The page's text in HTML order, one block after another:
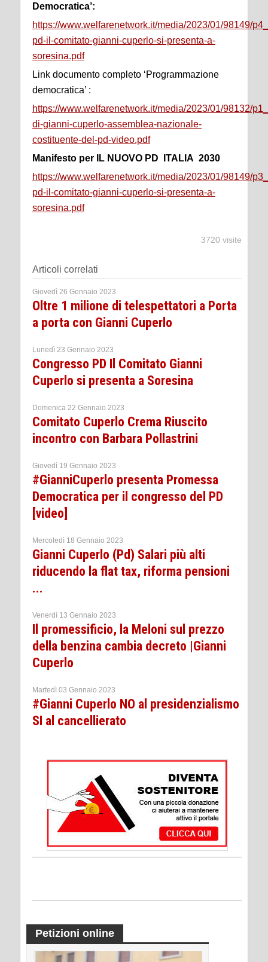
Democratica’:
https://www.welfarenetwork.it/media/2023/01/98149/
pd-il-comitato-gianni-cuperlo-si-presenta-a-
soresina.pdf
Link documento completo ‘Programmazione
democratica’ :
https://www.welfarenetwork.it/media/2023/01/98132/
di-gianni-cuperlo-assemblea-nazionale-
costituente-del-pd-video.pdf
Manifesto per IL NUOVO PD ITALIA 2030
https://www.welfarenetwork.it/media/2023/01/98149/
pd-il-comitato-gianni-cuperlo-si-presenta-a-
soresina.pdf
3720 visite
Articoli correlati
Giovedì 26 Gennaio 2023
Oltre 1 milione di telespettatori a Porta
a porta con Gianni Cuperlo
Lunedì 23 Gennaio 2023
Congresso PD Il Comitato Gianni
Cuperlo si presenta a Soresina
Domenica 22 Gennaio 2023
Comitato Cuperlo Crema Riuscito
incontro con Barbara Pollastrini
Giovedì 19 Gennaio 2023
#GianniCuperlo presenta Promessa
Democratica per il congresso del PD
[video]
Mercoledì 18 Gennaio 2023
Gianni Cuperlo (Pd) Salari più alti
riducendo la flat tax, riforma pensioni
...
Venerdì 13 Gennaio 2023
Il promessificio, la Meloni sul prezzo
della benzina cambia decreto |Gianni
Cuperlo
Martedì 03 Gennaio 2023
#Gianni Cuperlo NO al presidenzialismo
SI al cancellierato
Petizioni online